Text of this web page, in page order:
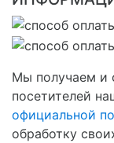
Мы получаем и
посетителей
официальной
обработку